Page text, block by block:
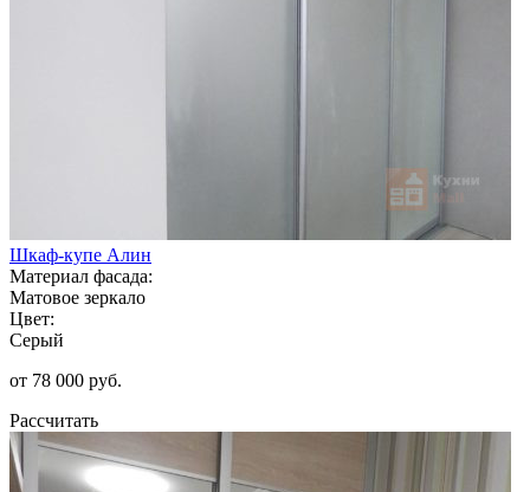
Шкаф-купе Алин
Материал фасада:
Матовое зеркало
Цвет:
Серый
от 78 000 руб.
Рассчитать